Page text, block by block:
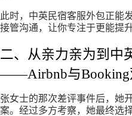
此时，中英民宿客服外包正
接管沟通，让你专注于更能提
二、从亲力亲为到中
——Airbnb与Booking
张女士的那次差评事件后，她
案。经过多方考察，她最终选